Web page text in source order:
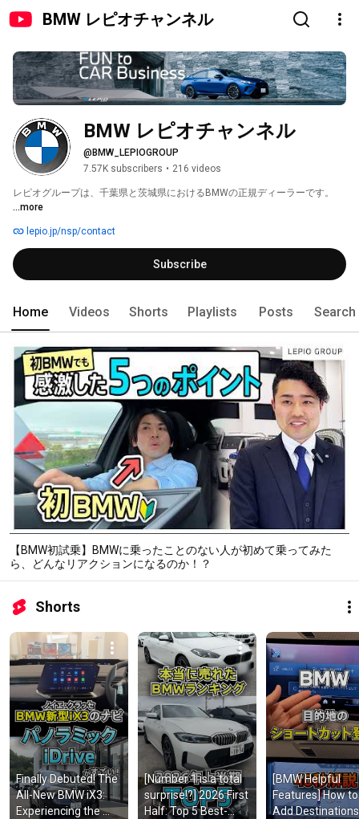
BMW レピオチャンネル
BMW レピオチャンネル
@BMW_LEPIOGROUP
7.57K subscribers • 216 videos
レピオグループは、千葉県と茨城県におけるBMWの正規ディーラーです。
...more
lepio.jp/nsp/contact
Subscribe
Home Videos Shorts Playlists Posts Search
【BMW初試乗】BMWに乗ったことのない人が初めて乗ってみた
ら、どんなリアクションになるのか！？
Shorts
Finally Debuted! The
All-New BMW iX3:
Experiencing the
[Number 1 is a total
surprise!?] 2026 First
Half: Top 5 Best-
[BMW Helpful
Features] How to
Add